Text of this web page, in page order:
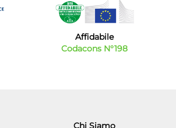
Affidabile
Codacons N°198
Chi Siamo